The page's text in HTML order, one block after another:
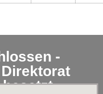
-